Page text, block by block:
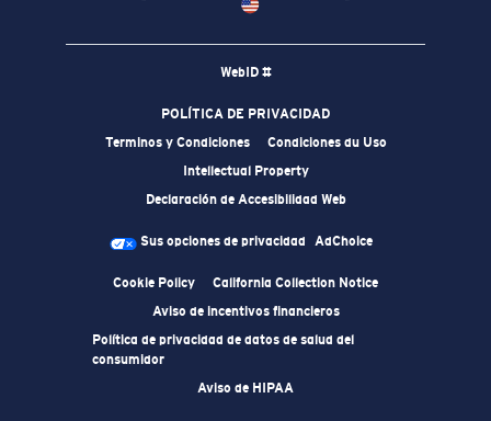
WebID #
POLÍTICA DE PRIVACIDAD
Terminos y Condiciones
Condiciones du Uso
Intellectual Property
Declaración de Accesibilidad Web
Sus opciones de privacidad AdChoice
Cookie Policy
California Collection Notice
Aviso de incentivos financieros
Política de privacidad de datos de salud del
consumidor
Aviso de HIPAA